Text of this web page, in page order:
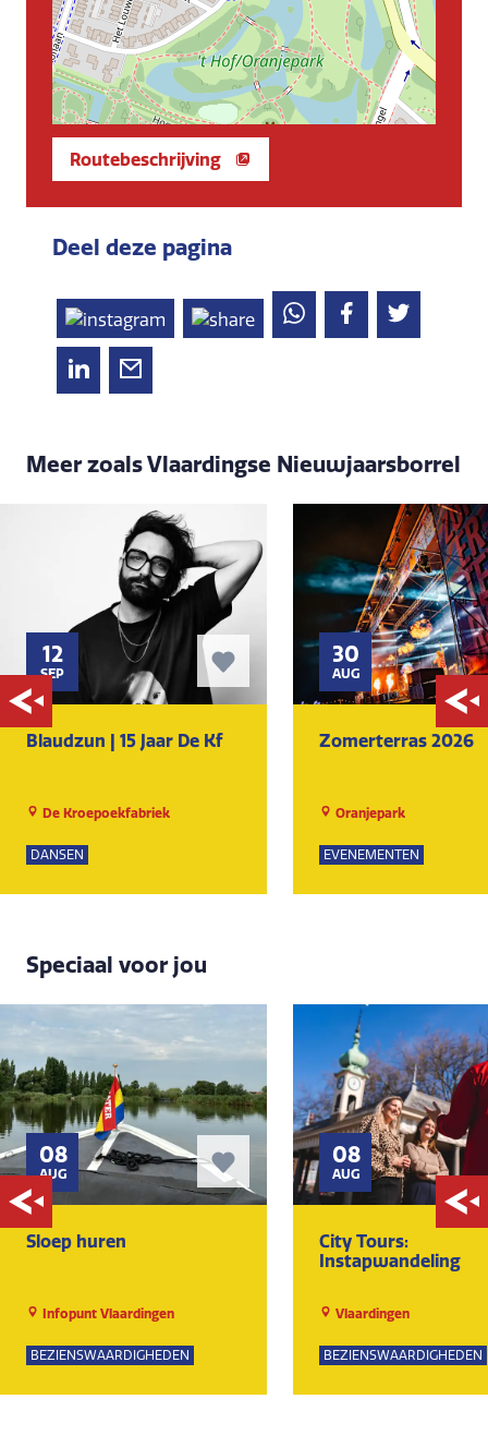
Routebeschrijving
Deel deze pagina
Meer zoals Vlaardingse Nieuwjaarsborrel
12
SEP
Blaudzun | 15 Jaar De Kf
De Kroepoekfabriek
DANSEN
30
AUG
Zomerterras 2026
Oranjepark
EVENEMENTEN
Speciaal voor jou
08
AUG
Sloep huren
Infopunt Vlaardingen
BEZIENSWAARDIGHEDEN
08
AUG
City Tours:
Instapwandeling
Vlaardingen
BEZIENSWAARDIGHEDEN